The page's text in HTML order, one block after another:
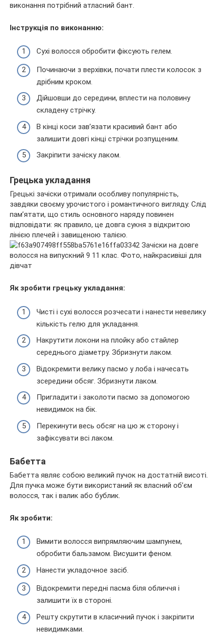
виконання потрібний атласний бант.
Інструкція по виконанню:
Сухі волосся обробити фіксують гелем.
Починаючи з верхівки, почати плести колосок з
дрібним кроком.
Дійшовши до середини, вплести на половину
складену стрічку.
В кінці коси зав’язати красивий бант або
залишити довгі кінці стрічки розпущеним.
Закріпити зачіску лаком.
Грецька укладання
Грецькі зачіски отримали особливу популярність,
завдяки своєму урочистого і романтичного вигляду. Слід
пам’ятати, що стиль основного наряду повинен
відповідати: як правило, це довга сукня з відкритою
лінією плечей і завищеною талією.
Як зробити грецьку укладання:
Чисті і сухі волосся розчесати і нанести невелику
кількість гелю для укладання.
Накрутити локони на плойку або стайлер
середнього діаметру. Збризнути лаком.
Відокремити велику пасмо у лоба і начесать
зсередини обсяг. Збризнути лаком.
Пригладити і заколоти пасмо за допомогою
невидимок на бік.
Перекинути весь обсяг на цю ж сторону і
зафіксувати всі лаком.
Бабетта
Бабетта являє собою великий пучок на достатній висоті.
Для пучка може бути використаний як власний об’єм
волосся, так і валик або бублик.
Як зробити:
Вимити волосся випрямляючим шампунем,
обробити бальзамом. Висушити феном.
Нанести укладочное засіб.
Відокремити передні пасма біля обличчя і
залишити їх в стороні.
Решту скрутити в класичний пучок і закріпити
невидимками.